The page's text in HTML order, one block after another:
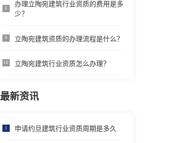
8
办理立陶宛建筑行业资质的费用是多
少？
9 立陶宛建筑资质的办理流程是什么？
10 立陶宛建筑行业资质怎么办理？
最新资讯
1 申请约旦建筑行业资质周期是多久